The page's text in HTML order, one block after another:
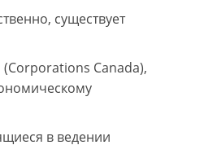
существует
Canada),
в ведении